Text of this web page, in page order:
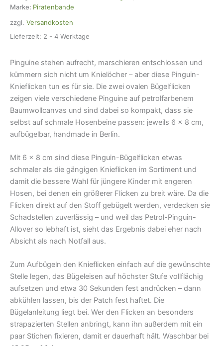
8
Bügelflicken
Kinder
Marke: Piratenbande
zzgl. Versandkosten
Lieferzeit: 2 - 4 Werktage
Pinguine stehen aufrecht, marschieren entschlossen und
kümmern sich nicht um Knielöcher – aber diese Pinguin-
Knieflicken tun es für sie. Die zwei ovalen Bügelflicken
zeigen viele verschiedene Pinguine auf petrolfarbenem
Baumwollcanvas und sind dabei so kompakt, dass sie
selbst auf schmale Hosenbeine passen: jeweils 6 × 8 cm,
aufbügelbar, handmade in Berlin.
Mit 6 × 8 cm sind diese Pinguin-Bügelflicken etwas
schmaler als die gängigen Knieflicken im Sortiment und
damit die bessere Wahl für jüngere Kinder mit engeren
Hosen, bei denen ein größerer Flicken zu breit wäre. Da die
Flicken direkt auf den Stoff gebügelt werden, verdecken sie
Schadstellen zuverlässig – und weil das Petrol-Pinguin-
Allover so lebhaft ist, sieht das Ergebnis dabei eher nach
Absicht als nach Notfall aus.
Zum Aufbügeln den Knieflicken einfach auf die gewünschte
Stelle legen, das Bügeleisen auf höchster Stufe vollflächig
aufsetzen und etwa 30 Sekunden fest andrücken – dann
abkühlen lassen, bis der Patch fest haftet. Die
Bügelanleitung liegt bei. Wer den Flicken an besonders
strapazierten Stellen anbringt, kann ihn außerdem mit ein
paar Stichen fixieren, damit er dauerhaft hält. Waschbar bei